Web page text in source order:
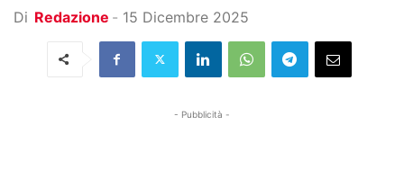
Di Redazione - 15 Dicembre 2025
- Pubblicità -